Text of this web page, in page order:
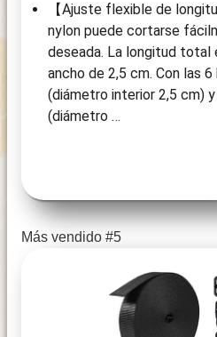
【Ajuste flexible de
nylon puede cortarse
deseada. La longitud total
ancho de 2,5 cm. Con las
(diámetro interior 2,5 cm)
(diámetro …
Más vendido #5